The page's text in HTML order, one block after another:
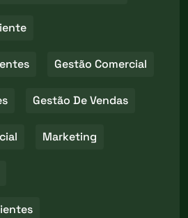
Gestão Comercial
Gestão De Vendas
Marketing